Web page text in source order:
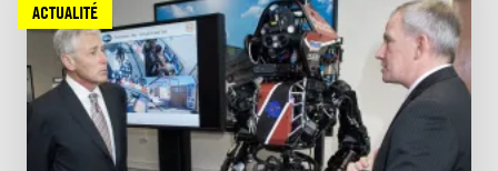
ACTUALITÉ